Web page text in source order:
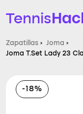
Tennis
T-Finder
Zapatillas › Joma ›
Joma T.Set Lady 23
-18%